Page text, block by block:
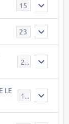
15
23
22
LE
15